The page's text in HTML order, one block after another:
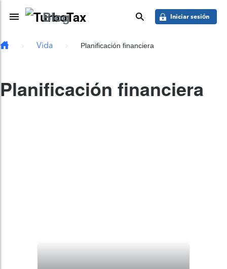
Skip to main content
Toggle Navigation
Blog buscar Iniciar sesión
Vida Planificación financiera
Planificación financiera